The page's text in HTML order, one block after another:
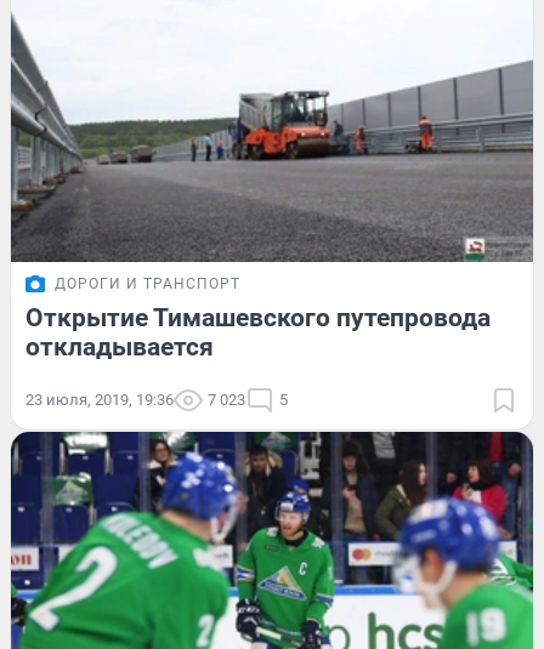
ДОРОГИ И ТРАНСПОРТ
Открытие Тимашевского путепровода
откладывается
23 июля, 2019, 19:36 7 023 5